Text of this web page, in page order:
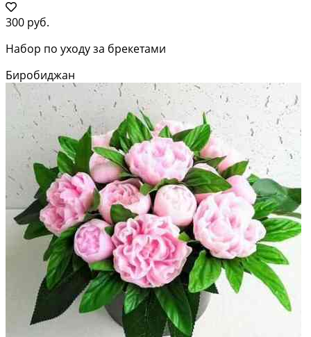
300 руб.
Набор по уходу за брекетами
Биробиджан